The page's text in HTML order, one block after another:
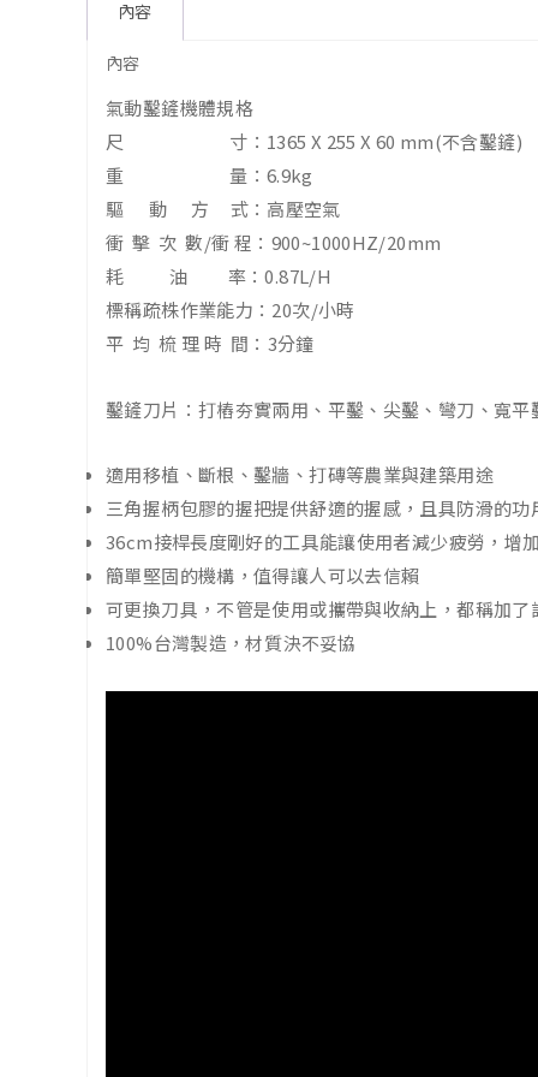
內容
內容
氣動鑿鏟機體規格
尺 寸：1365 X 255 X 60 mm(不含鑿鏟)
重 量：6.9kg
驅 動 方 式：高壓空氣
衝 擊 次 數/衝 程：900~1000HZ/20mm
耗 油 率：0.87L/H
標稱疏株作業能力：20次/小時
平 均 梳 理 時 間：3分鐘
鑿鏟刀片：打樁夯實兩用、平鑿、尖鑿、彎刀、寬平
適用移植、斷根、鑿牆、打磚等農業與建築用途
三角握柄包膠的握把提供舒適的握感，且具防滑的
36cm接桿長度剛好的工具能讓使用者減少疲勞，增
簡單堅固的機構，值得讓人可以去信賴
可更換刀具，不管是使用或攜帶與收納上，都稱加了
100%台灣製造，材質決不妥協